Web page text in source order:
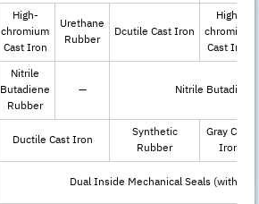
High-
chromium
Cast Iron
Urethane
Rubber
Dcutile Cast Iron
High-
chromium
Cast Iron
Nitrile
Butadiene
Rubber
— Nitrile
Ductile Cast Iron
Synthetic
Rubber
Gray Cast
Iron
Dual Inside Mechanical Seals (with Oil